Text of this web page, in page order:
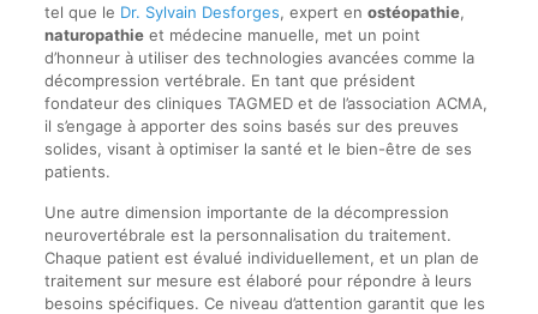
tel que le Dr. Sylvain Desforges, expert en ostéopathie,
naturopathieet médecine manuelle, met un point
d’honneur à utiliser des technologies avancées comme la
décompression vertébrale. En tant que président
fondateur des cliniques TAGMED et de l’association ACMA,
il s’engage à apporter des soins basés sur des preuves
solides, visant à optimiser la santé et le bien-être de ses
patients.
Une autre dimension importante de la décompression
neurovertébrale est la personnalisation du traitement.
Chaque patient est évalué individuellement, et un plan de
traitement sur mesure est élaboré pour répondre à leurs
besoins spécifiques. Ce niveau d’attention garantit que les